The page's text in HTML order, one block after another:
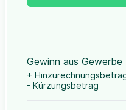
Gewinn aus Gewerbe
+
- Kürzungsbetrag